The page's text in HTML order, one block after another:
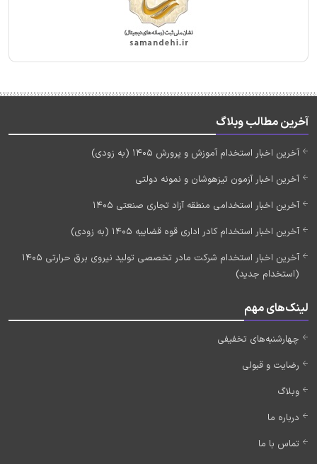
آخرین مطالب وبلاگ
آخرین اخبار استخدام آموزش و پرورش 1405 (به زودی)
آخرین اخبار آزمون تیزهوشان و نمونه دولتی
آخرین اخبار استخدامی منطقه آزاد تجاری صنعتی 1405
آخرین اخبار استخدام کادر اداری قوه قضاییه 1405 (به زودی)
آخرین اخبار استخدام شرکت مادر تخصصی تولید نیروی برق حرارتی 1405
(استخدام جدید)
لینک‌های مهم
چهارشنبه‌های تخفیفی
رضایت و قبولی
وبلاگ
درباره ما
تماس با ما